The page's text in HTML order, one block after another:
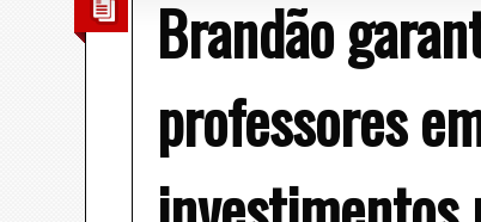
Brandão
professores